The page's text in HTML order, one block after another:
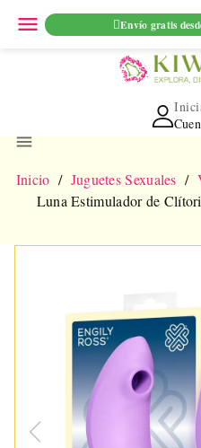
ENVIO GRATUITO EN
menu
Inicio Juguetes Sexuales
Luna Estimulador de
menu Envío gratis